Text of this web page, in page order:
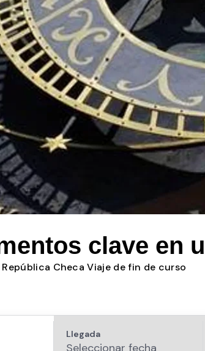
clave en
República ChecaViaje de fin de curso